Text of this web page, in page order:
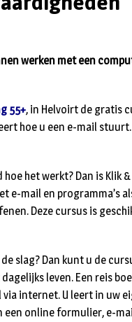
werken met een
55+, in Helvoirt de gratis
hoe u een e-mail stuurt.
het werkt? Dan is Klik &
e-mail en programma’s
Deze cursus is
slag? Dan kunt u de
leven. Een reis
internet. U leert in uw
een online formulier, e-